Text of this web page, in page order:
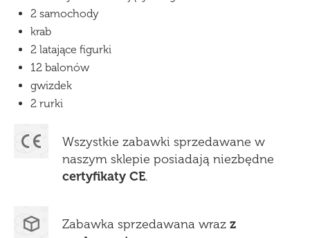
2 samochody
krab
2 latające figurki
12 balonów
gwizdek
2 rurki
Wszystkie zabawki sprzedawane w
naszym sklepie posiadają niezbędne
certyfikaty CE.
Zabawka sprzedawana wraz z